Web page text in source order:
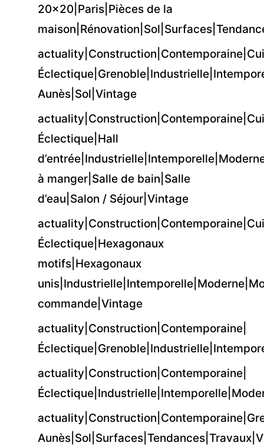
20×20|Paris|Pièces de la
Aunès|Sol|Vintage
Éclectique|Hall
à manger|Salle de bain|Salle
d’eau|Salon / Séjour|Vintage
Éclectique|Hexagonaux
motifs|Hexagonaux
commande|Vintage
actuality|Construction|Contemporaine|
actuality|Construction|Contemporaine|